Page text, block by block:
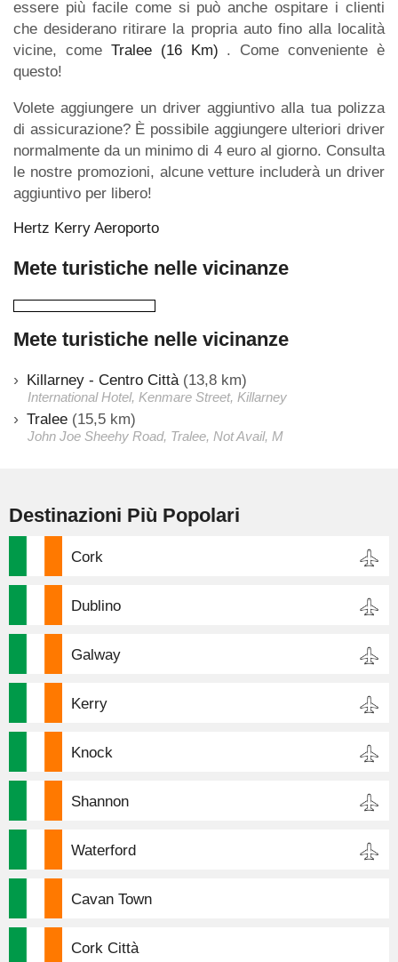
essere più facile come si può anche ospitare i clienti
che desiderano ritirare la propria auto fino alla località
vicine, come Tralee (16 Km) . Come conveniente è
questo!
Volete aggiungere un driver aggiuntivo alla tua polizza
di assicurazione? È possibile aggiungere ulteriori driver
normalmente da un minimo di 4 euro al giorno. Consulta
le nostre promozioni, alcune vetture includerà un driver
aggiuntivo per libero!
Hertz Kerry Aeroporto
Mete turistiche nelle vicinanze
Mete turistiche nelle vicinanze
Killarney - Centro Città (13,8 km)
International Hotel, Kenmare Street, Killarney
Tralee (15,5 km)
John Joe Sheehy Road, Tralee, Not Avail, M
Destinazioni Più Popolari
Cork
Dublino
Galway
Kerry
Knock
Shannon
Waterford
Cavan Town
Cork Città